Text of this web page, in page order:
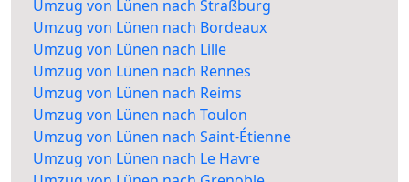
Umzug von Lünen nach Straßburg
Umzug von Lünen nach Bordeaux
Umzug von Lünen nach Lille
Umzug von Lünen nach Rennes
Umzug von Lünen nach Reims
Umzug von Lünen nach Toulon
Umzug von Lünen nach Saint-Étienne
Umzug von Lünen nach Le Havre